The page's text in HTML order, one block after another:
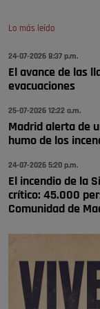
🔴
A ver si llega alguno
Pozuelo de
Lo más leído
24-07-2026 8:37 p.m.
El avance de las
evacuaciones
25-07-2026 12:22 a.m.
Madrid alerta de
humo de los
24-07-2026 5:20 p.m.
El incendio de la
crítico: 45.000
Comunidad de